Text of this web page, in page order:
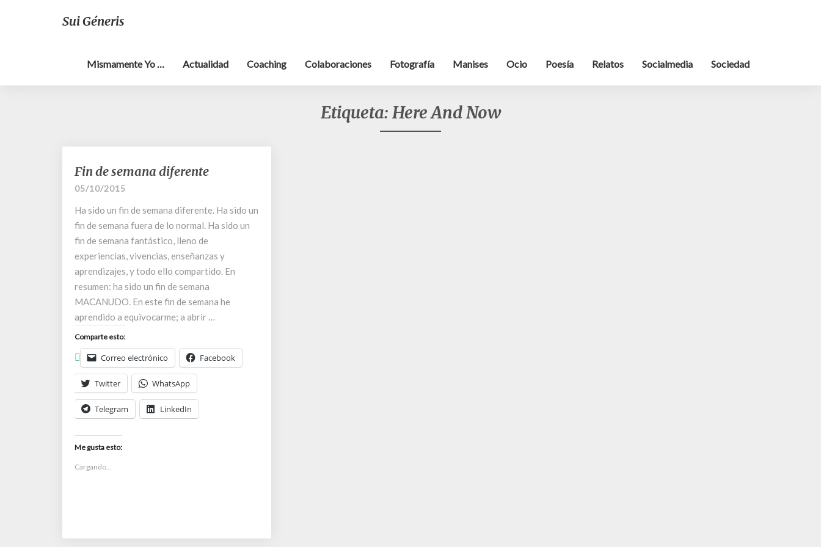
Sui Géneris
Mismamente Yo … Actualidad Coaching Colaboraciones Fotografía Manises Ocio Poesía Relatos Socialmedia Sociedad
Etiqueta: Here And Now
Fin
de
semana
diferente
Fin de semana diferente
05/10/2015
Ha sido un fin de semana diferente. Ha sido un
fin de semana fuera de lo normal. Ha sido un
fin de semana fantástico, lleno de
experiencias, vivencias, enseñanzas y
aprendizajes, y todo ello compartido. En
resumen: ha sido un fin de semana
MACANUDO. En este fin de semana he
aprendido a equivocarme; a abrir …
Comparte esto:
Correo electrónico Facebook
Twitter WhatsApp
Telegram LinkedIn
Me gusta esto:
Cargando...